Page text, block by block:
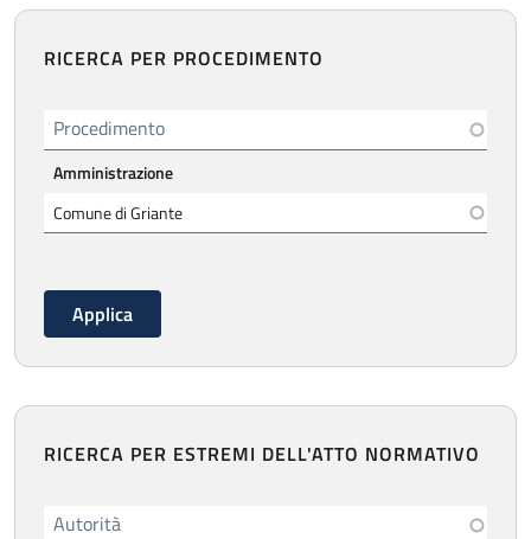
RICERCA PER PROCEDIMENTO
Procedimento
Amministrazione
RICERCA PER ESTREMI DELL'ATTO NORMATIVO
Autorità